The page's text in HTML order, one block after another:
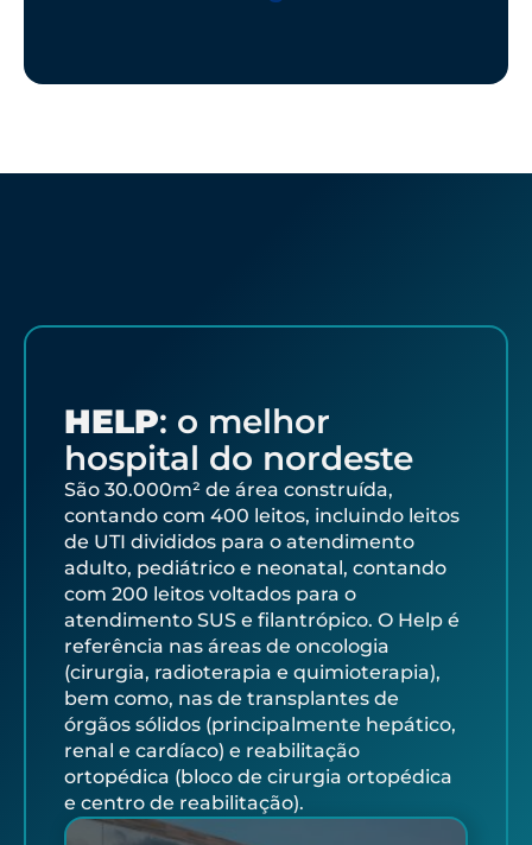
HELP: o melhor
contando com 400 leitos, incluindo leitos
de UTI divididos para o atendimento
adulto, pediátrico e neonatal, contando
com 200 leitos voltados para o
atendimento SUS e filantrópico. O Help é
referência nas áreas de oncologia
(cirurgia, radioterapia e quimioterapia),
bem como, nas de transplantes de
órgãos sólidos (principalmente hepático,
renal e cardíaco) e reabilitação
ortopédica (bloco de cirurgia ortopédica
e centro de reabilitação).